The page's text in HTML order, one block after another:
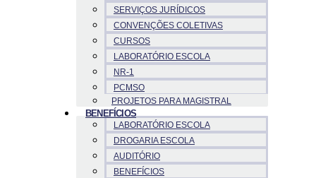
SERVIÇOS JURÍDICOS
CONVENÇÕES COLETIVAS
CURSOS
LABORATÓRIO ESCOLA
NR-1
PCMSO
PROJETOS PARA MAGISTRAL
BENEFÍCIOS
LABORATÓRIO ESCOLA
DROGARIA ESCOLA
AUDITÓRIO
BENEFÍCIOS